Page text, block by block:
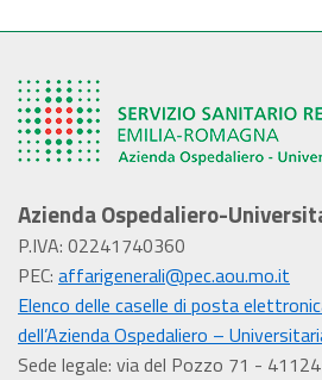
Azienda Ospedaliero-
P.IVA: 02241740360
PEC: affarigenerali@pec.aou.mo.it
Elenco delle caselle di posta
dell’Azienda Ospedaliero –
Sede legale: via del Pozzo 71 -